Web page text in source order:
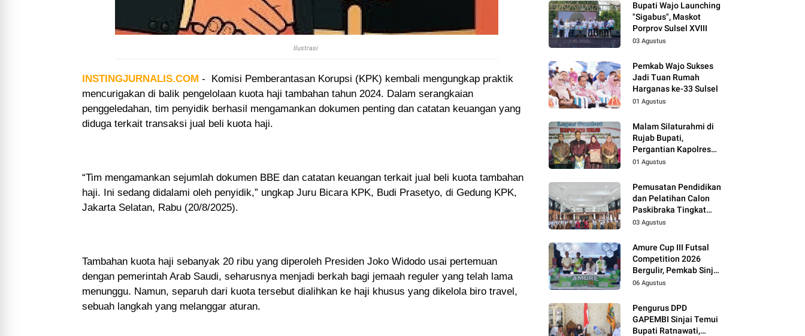
Ilustrasi
INSTINGJURNALIS.COM -
Komisi Pemberantasan Korupsi (KPK) kembali mengungkap praktik
mencurigakan di balik pengelolaan kuota haji tambahan tahun 2024. Dalam serangkaian
penggeledahan, tim penyidik berhasil mengamankan dokumen penting dan catatan keuangan yang
diduga terkait transaksi jual beli kuota haji.
“Tim mengamankan sejumlah dokumen BBE dan catatan keuangan terkait jual beli kuota tambahan
haji. Ini sedang didalami oleh penyidik,” ungkap Juru Bicara KPK, Budi Prasetyo, di Gedung KPK,
Jakarta Selatan, Rabu (20/8/2025).
Tambahan kuota haji sebanyak 20 ribu yang diperoleh Presiden Joko Widodo usai pertemuan
dengan pemerintah Arab Saudi, seharusnya menjadi berkah bagi jemaah reguler yang telah lama
menunggu. Namun, separuh dari kuota tersebut dialihkan ke haji khusus yang dikelola biro travel,
sebuah langkah yang melanggar aturan.
Bupati Wajo Launching
"Sigabus", Maskot
Porprov Sulsel XVIII
03 Agustus
Pemkab Wajo Sukses
Jadi Tuan Rumah
Harganas ke-33 Sulsel
01 Agustus
Malam Silaturahmi di
Rujab Bupati,
Pergantian Kapolres
Wajo Jadi Momentum
01 Agustus
Pemusatan Pendidikan
dan Pelatihan Calon
Paskibraka Tingkat
Kabupaten Tahun 2026
03 Agustus
Amure Cup III Futsal
Competition 2026
Bergulir, Pemkab Sinjai
Dukung Pembinaan
06 Agustus
Pengurus DPD
GAPEMBI Sinjai Temui
Bupati Ratnawati,